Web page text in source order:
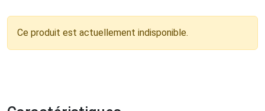
Ce produit est actuellement indisponible.